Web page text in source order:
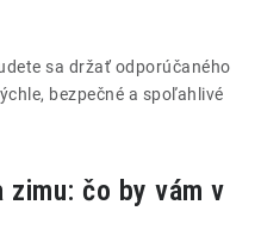
sa držať odporúčaného
bezpečné a spoľahlivé
čo by vám v